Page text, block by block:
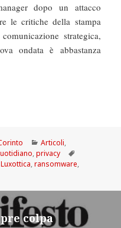
dopo un attacco
le critiche della stampa
strategica,
ondata è abbastanza
Categorie
Articoli,
,privacy
Luxottica,ransomware,
colpa